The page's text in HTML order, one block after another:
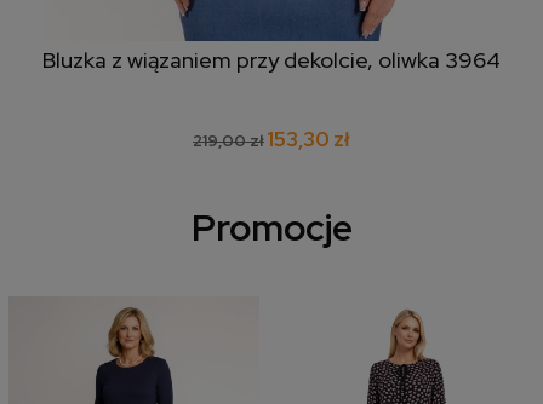
Bluzka z wiązaniem przy dekolcie, oliwka 3964
219,00 zł153,30 zł
Promocje